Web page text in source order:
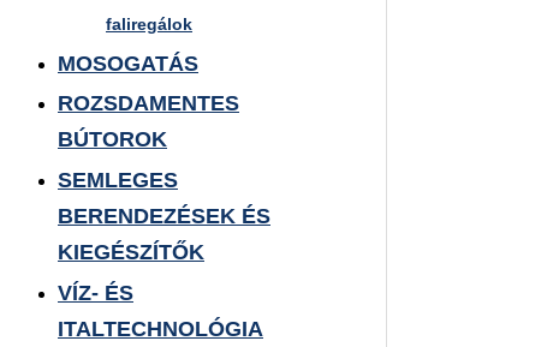
faliregálok
MOSOGATÁS
ROZSDAMENTES
BÚTOROK
SEMLEGES
BERENDEZÉSEK ÉS
KIEGÉSZÍTŐK
VÍZ- ÉS
ITALTECHNOLÓGIA